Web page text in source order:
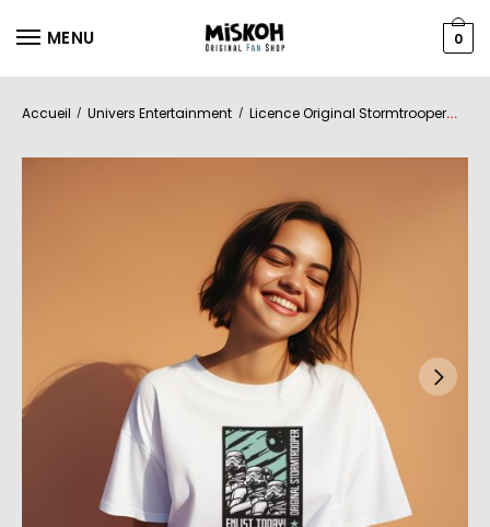
MENU 0
Accueil / Univers Entertainment / Licence Original Stormtrooper